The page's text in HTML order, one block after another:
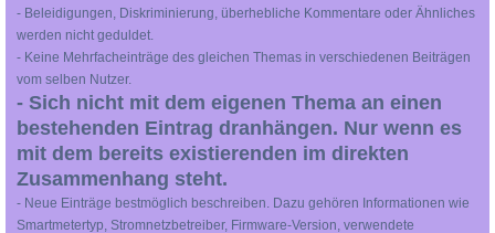
- Beleidigungen, Diskriminierung, überhebliche Kommentare oder Ähnliches
werden nicht geduldet.
- Keine Mehrfacheinträge des gleichen Themas in verschiedenen Beiträgen
vom selben Nutzer.
- Sich nicht mit dem eigenen Thema an einen
bestehenden Eintrag dranhängen. Nur wenn es
mit dem bereits existierenden im direkten
Zusammenhang steht.
- Neue Einträge bestmöglich beschreiben. Dazu gehören Informationen wie
Smartmetertyp, Stromnetzbetreiber, Firmware-Version, verwendete